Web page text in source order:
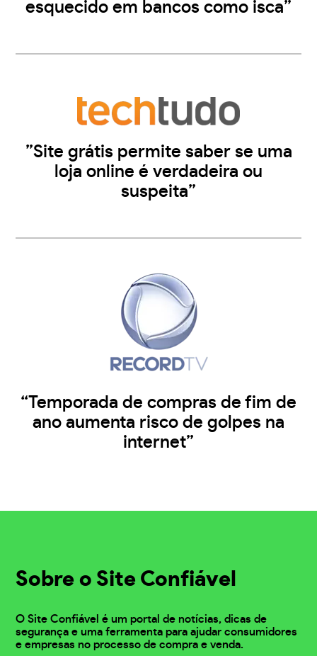
esquecido em bancos como isca”
”Site grátis permite saber se uma
loja online é verdadeira ou
suspeita”
“Temporada de compras de fim de
ano aumenta risco de golpes na
internet”
Sobre o Site Confiável
O Site Confiável é um portal de notícias, dicas de
segurança e uma ferramenta para ajudar consumidores
e empresas no processo de compra e venda.